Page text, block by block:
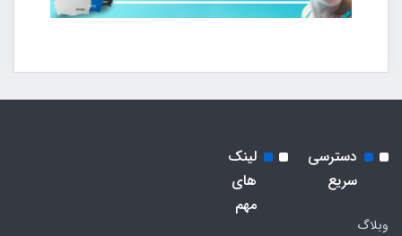
دسترسی
سریع
وبلاگ
لینک
های
مهم